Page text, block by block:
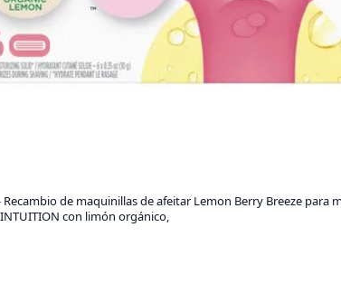
Recambio de maquinillas de afeitar Lemon Berry Breeze para
con limón orgánico,